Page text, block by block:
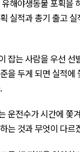
해야생동물 포획을
실적과 총기 출고
잡는 사람을 우선 선
을 두게 되면 실적에
운전수가 시간에 쫓
는 것과 무엇이 다르